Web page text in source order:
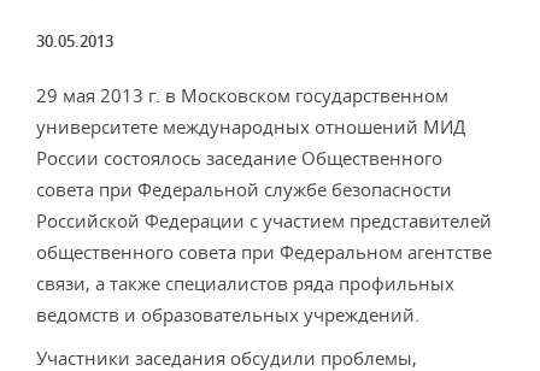
30.05.2013
29 мая 2013 г. в Московском государственном
университете международных отношений МИД
России состоялось заседание Общественного
совета при Федеральной службе безопасности
Российской Федерации с участием представителей
общественного совета при Федеральном агентстве
связи, а также специалистов ряда профильных
ведомств и образовательных учреждений.
Участники заседания обсудили проблемы,